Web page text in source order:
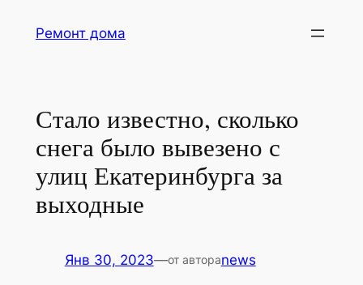
Ремонт дома
Стало известно, сколько
снега было вывезено с
улиц Екатеринбурга за
выходные
Янв 30, 2023—от автораnews